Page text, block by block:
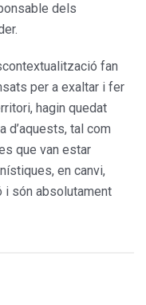
dels
fan
per a exaltar i fer
hagin quedat
d’aquests, tal com
que van estar
en canvi,
i són absolutament